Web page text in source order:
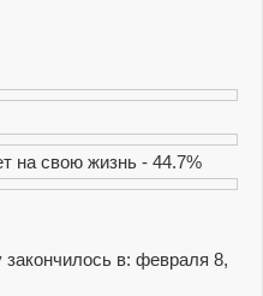
на свою жизнь - 44.7%
закончилось в: февраля 8,